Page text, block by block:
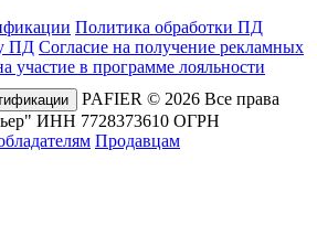
Политика обработки ПД
ПД Согласие на получение рекламных
участие в программе лояльности
PAFIER © 2026 Все права
ИНН 7728373610 ОГРН
Продавцам